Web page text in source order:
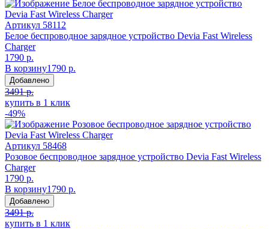
Артикул 58112
Белое беспроводное зарядное устройство Devia Fast Wireless
Charger
1790 р.
В корзину1790 р.
Добавлено
3491 р.
купить в 1 клик
-49%
Артикул 58468
Розовое беспроводное зарядное устройство Devia Fast Wireless
Charger
1790 р.
В корзину1790 р.
Добавлено
3491 р.
купить в 1 клик